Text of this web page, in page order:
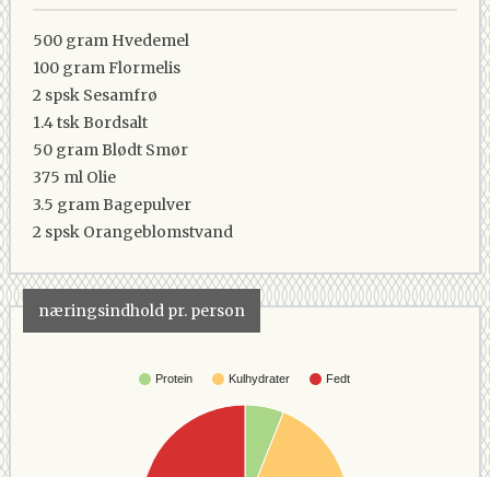
500 gram Hvedemel
100 gramFlormelis
2 spsk Sesamfrø
1.4 tskBordsalt
50 gramBlødt Smør
375 ml Olie
3.5 gramBagepulver
2 spsk Orangeblomstvand
næringsindhold pr. person
Protein Kulhydrater Fedt